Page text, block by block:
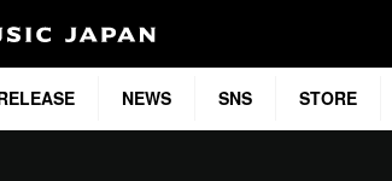
NEWS SNS STORE